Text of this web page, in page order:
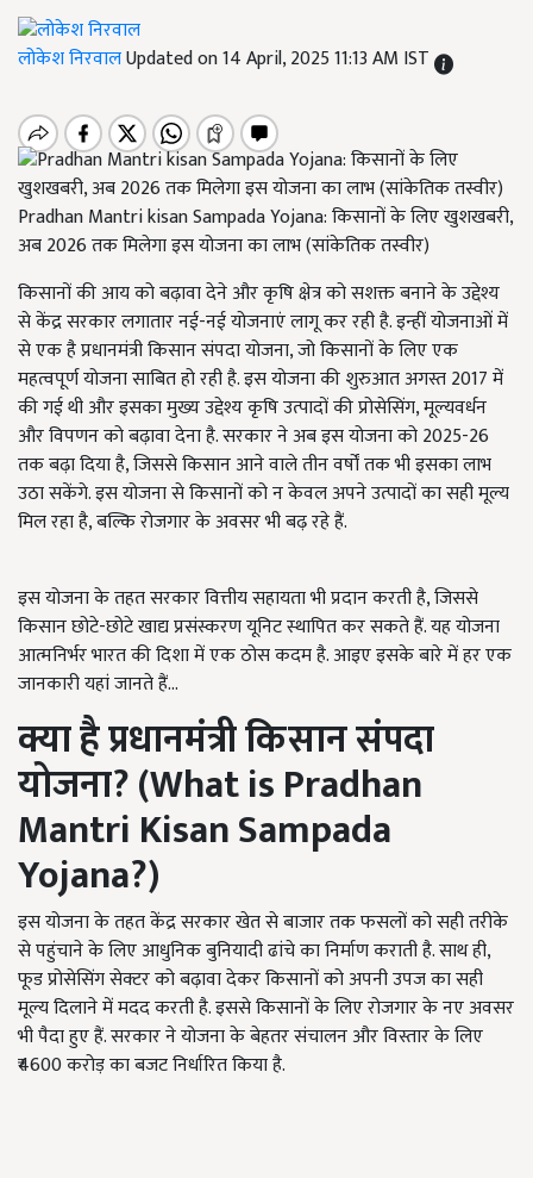
लोकेश निरवालUpdated on 14 April, 2025 11:13 AM IST
Pradhan Mantri kisan Sampada Yojana: किसानों के लिए खुशखबरी,
अब 2026 तक मिलेगा इस योजना का लाभ (सांकेतिक तस्वीर)
किसानों की आय को बढ़ावा देने और कृषि क्षेत्र को सशक्त बनाने के उद्देश्य
से केंद्र सरकार लगातार नई-नई योजनाएं लागू कर रही है. इन्हीं योजनाओं में
से एक है प्रधानमंत्री किसान संपदा योजना, जो किसानों के लिए एक
महत्वपूर्ण योजना साबित हो रही है. इस योजना की शुरुआत अगस्त 2017 में
की गई थी और इसका मुख्य उद्देश्य कृषि उत्पादों की प्रोसेसिंग, मूल्यवर्धन
और विपणन को बढ़ावा देना है. सरकार ने अब इस योजना को 2025-26
तक बढ़ा दिया है, जिससे किसान आने वाले तीन वर्षों तक भी इसका लाभ
उठा सकेंगे. इस योजना से किसानों को न केवल अपने उत्पादों का सही मूल्य
मिल रहा है, बल्कि रोजगार के अवसर भी बढ़ रहे हैं.
इस योजना के तहत सरकार वित्तीय सहायता भी प्रदान करती है, जिससे
किसान छोटे-छोटे खाद्य प्रसंस्करण यूनिट स्थापित कर सकते हैं. यह योजना
आत्मनिर्भर भारत की दिशा में एक ठोस कदम है. आइए इसके बारे में हर एक
जानकारी यहां जानते हैं...
क्या है प्रधानमंत्री किसान संपदा
योजना? (What is Pradhan
Mantri Kisan Sampada
Yojana?)
इस योजना के तहत केंद्र सरकार खेत से बाजार तक फसलों को सही तरीके
से पहुंचाने के लिए आधुनिक बुनियादी ढांचे का निर्माण कराती है. साथ ही,
फूड प्रोसेसिंग सेक्टर को बढ़ावा देकर किसानों को अपनी उपज का सही
मूल्य दिलाने में मदद करती है. इससे किसानों के लिए रोजगार के नए अवसर
भी पैदा हुए हैं. सरकार ने योजना के बेहतर संचालन और विस्तार के लिए
₹4600 करोड़ का बजट निर्धारित किया है.